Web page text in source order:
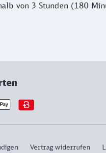
von 3 Stunden (180
Vertrag widerrufen